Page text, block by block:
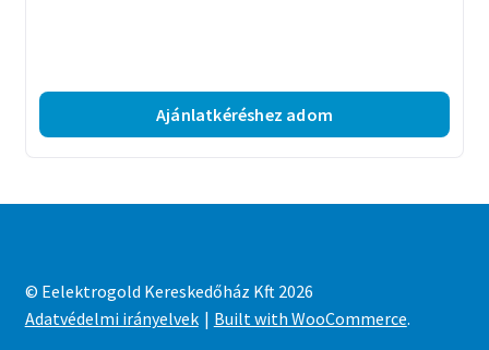
Ajánlatkéréshez adom
© Eelektrogold Kereskedőház Kft 2026
Adatvédelmi irányelvek
Built with WooCommerce.